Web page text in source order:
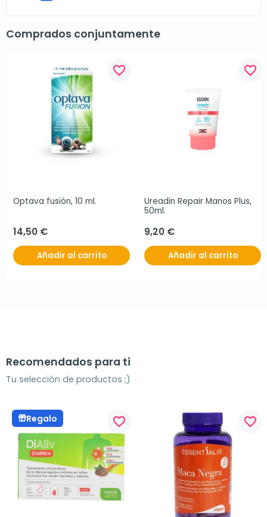
Comprados conjuntamente
favorite_border
Optava fusión, 10 ml.
14,50 €
Añadir al carrito
favorite_border
Ureadin Repair Manos Plus,
50ml.
9,20 €
Añadir al carrito
Recomendados para ti
Tu selección de productos ;)
Regalo favorite_border favorite_border